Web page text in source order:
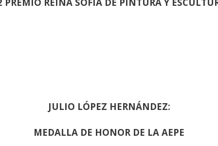
JULIO LÓPEZ HERNÁNDEZ:
MEDALLA DE HONOR DE LA AEPE